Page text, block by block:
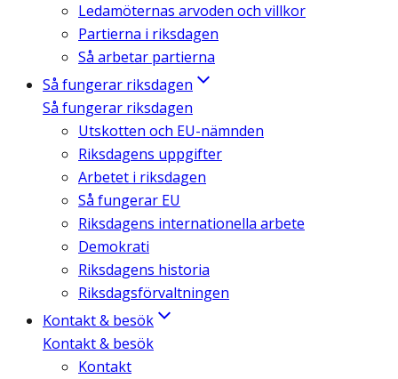
Ledamöternas arvoden och villkor
Partierna i riksdagen
Så arbetar partierna
Så fungerar riksdagen
Så fungerar riksdagen
Utskotten och EU-nämnden
Riksdagens uppgifter
Arbetet i riksdagen
Så fungerar EU
Riksdagens internationella arbete
Demokrati
Riksdagens historia
Riksdagsförvaltningen
Kontakt & besök
Kontakt & besök
Kontakt